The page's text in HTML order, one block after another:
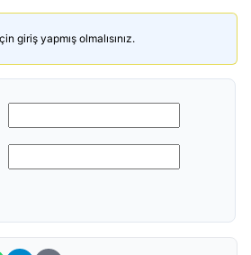
giriş yapmış olmalısınız.